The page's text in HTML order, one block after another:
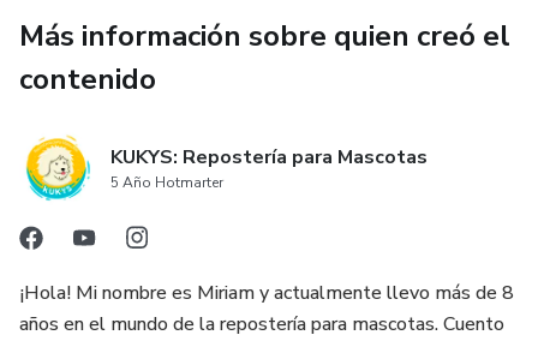
Más información sobre quien creó el
contenido
KUKYS: Repostería para Mascotas
5 Año Hotmarter
¡Hola! Mi nombre es Miriam y actualmente llevo más de 8
años en el mundo de la repostería para mascotas. Cuento